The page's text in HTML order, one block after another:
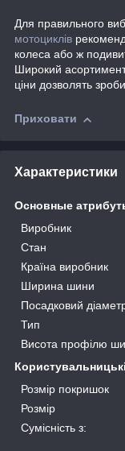
Для правильного
мотоциклів
колеса або ж
Широкий
ціни дозволять
Приховати
Характеристики
Основные
Виробник
Стан
Країна виробник
Ширина шини
Посадковий
Тип
Висота профілю
Розмір покришок
Розмір
Сумісність з: